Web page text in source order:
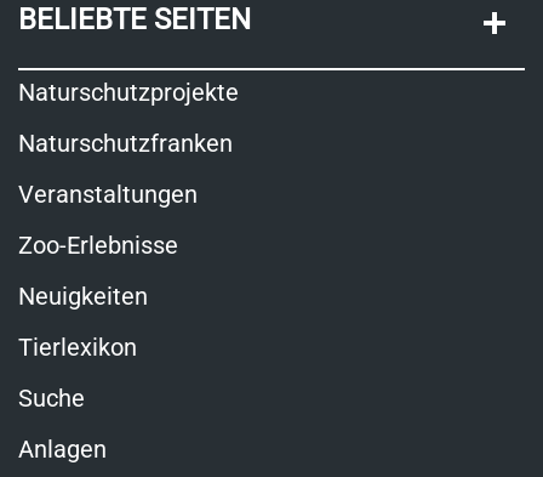
BELIEBTE SEITEN
Naturschutzprojekte
Naturschutzfranken
Veranstaltungen
Zoo-Erlebnisse
Neuigkeiten
Tierlexikon
Suche
Anlagen